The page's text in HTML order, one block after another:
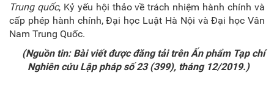
Trung quốc, Kỷ yếu hội thảo về trách nhiệm hành chính và
cấp phép hành chính, Đại học Luật Hà Nội và Đại học Vân
Nam Trung Quốc.
(Nguồn tin: Bài viết được đăng tải trên Ấn phẩm Tạp chí
Nghiên cứu Lập pháp số 23 (399), tháng 12/2019.)